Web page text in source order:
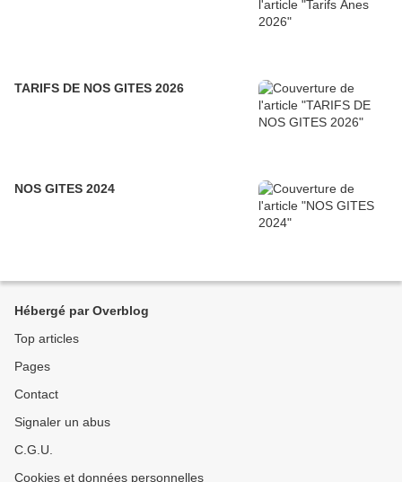
TARIFS DE NOS GITES 2026
NOS GITES 2024
Hébergé par Overblog
Top articles
Pages
Contact
Signaler un abus
C.G.U.
Cookies et données personnelles